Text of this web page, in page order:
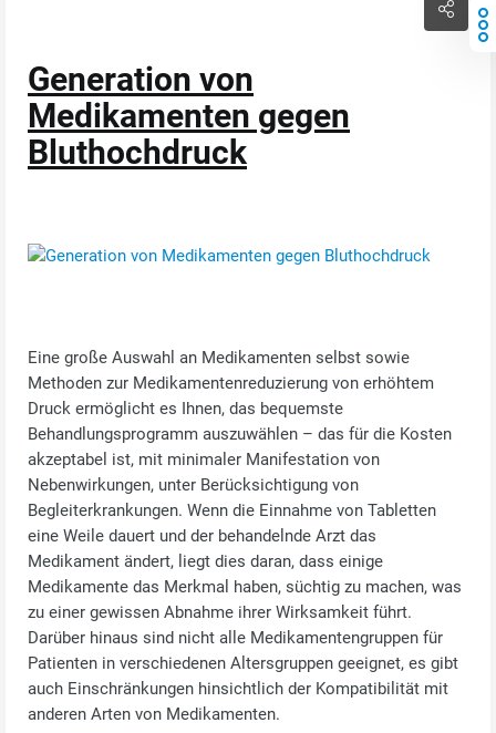
Generation von
Medikamenten gegen
Bluthochdruck
Eine große Auswahl an Medikamenten selbst sowie
Methoden zur Medikamentenreduzierung von erhöhtem
Druck ermöglicht es Ihnen, das bequemste
Behandlungsprogramm auszuwählen – das für die Kosten
akzeptabel ist, mit minimaler Manifestation von
Nebenwirkungen, unter Berücksichtigung von
Begleiterkrankungen. Wenn die Einnahme von Tabletten
eine Weile dauert und der behandelnde Arzt das
Medikament ändert, liegt dies daran, dass einige
Medikamente das Merkmal haben, süchtig zu machen, was
zu einer gewissen Abnahme ihrer Wirksamkeit führt.
Darüber hinaus sind nicht alle Medikamentengruppen für
Patienten in verschiedenen Altersgruppen geeignet, es gibt
auch Einschränkungen hinsichtlich der Kompatibilität mit
anderen Arten von Medikamenten.